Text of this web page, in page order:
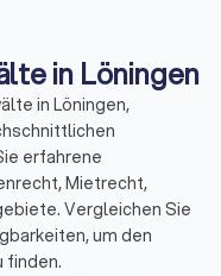
in Löningen
in Löningen,
erfahrene
Mietrecht,
Vergleichen Sie
um den
finden.